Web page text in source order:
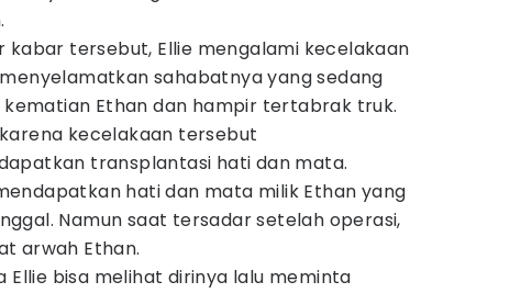
kabar tersebut, Ellie mengalami kecelakaan
sahabatnya yang sedang
Ethan dan hampir tertabrak truk.
kecelakaan tersebut
transplantasi hati dan mata.
hati dan mata milik Ethan yang
Namun saat tersadar setelah operasi,
arwah Ethan.
Ellie bisa melihat dirinya lalu meminta